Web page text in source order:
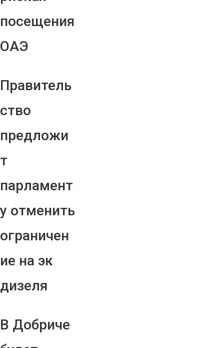
посещения
ОАЭ
Правитель
ство
предложи
т
парламент
у отменить
ограничен
ие на эк
дизеля
В Добриче